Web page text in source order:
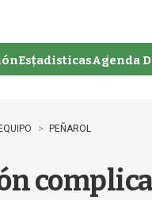
EstadisticasAgenda
EQUIPO PEÑAROL